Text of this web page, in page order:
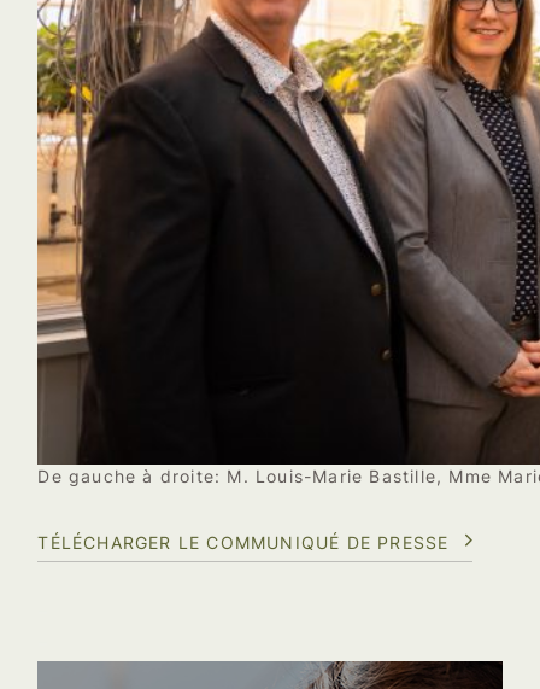
De gauche à droite: M. Louis-Marie Bastille, Mme
TÉLÉCHARGER LE COMMUNIQUÉ DE PRESSE